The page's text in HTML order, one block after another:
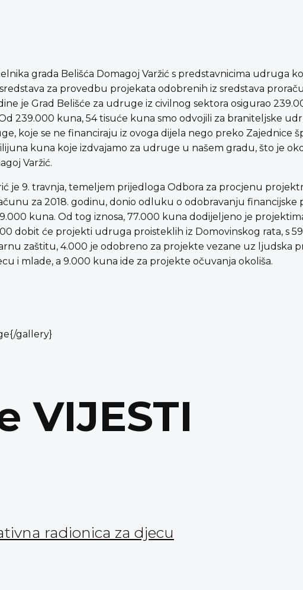
grada Belišća Domagoj Varžić s predstavnicima udruga
za provedbu projekata odobrenih iz sredstava
je Grad Belišće za udruge iz civilnog sektora osigurao
239.000 kuna, 54 tisuće kuna smo odvojili za braniteljske
koje se ne financiraju iz ovoga dijela nego preko Zajednice
kuna koje izdvajamo za udruge u našem gradu, što je
Varžić.
je 9. travnja, temeljem prijedloga Odbora za procjenu
za 2018. godinu, donio odluku o odobravanju
kuna. Od tog iznosa, 77.000 kuna dodijeljeno je
dobit će projekti udruga proisteklih iz Domovinskog rata, s
zaštitu, 4.000 je odobreno za projekte vezane uz ljudska
i mlade, a 9.000 kuna ide za projekte očuvanja okoliša.
gallery}
VIJESTI
radionica za djecu